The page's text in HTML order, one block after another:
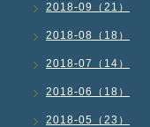
2018-09（21）
2018-08（18）
2018-07（14）
2018-06（18）
2018-05（23）